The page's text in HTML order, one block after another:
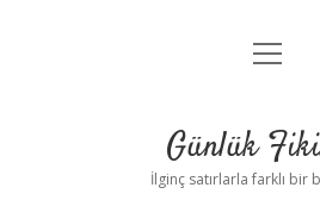
Anasayfa
Yasal Uyarı
menüyü
Günlük
İlginç satırlarla farklı bir